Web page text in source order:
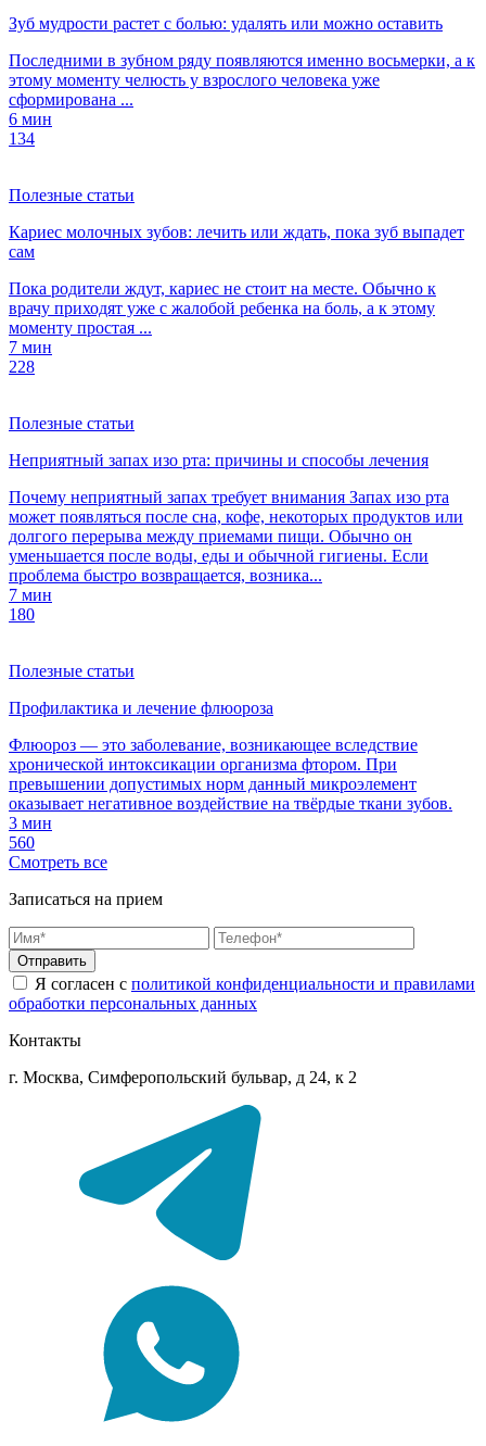
Зуб мудрости растет с болью: удалять или можно оставить
Последними в зубном ряду появляются именно восьмерки, а к
этому моменту челюсть у взрослого человека уже
сформирована ...
6 мин
134
Полезные статьи
Кариес молочных зубов: лечить или ждать, пока зуб выпадет
сам
Пока родители ждут, кариес не стоит на месте. Обычно к
врачу приходят уже с жалобой ребенка на боль, а к этому
моменту простая ...
7 мин
228
Полезные статьи
Неприятный запах изо рта: причины и способы лечения
Почему неприятный запах требует внимания Запах изо рта
может появляться после сна, кофе, некоторых продуктов или
долгого перерыва между приемами пищи. Обычно он
уменьшается после воды, еды и обычной гигиены. Если
проблема быстро возвращается, возника...
7 мин
180
Полезные статьи
Профилактика и лечение флюороза
Флюороз — это заболевание, возникающее вследствие
хронической интоксикации организма фтором. При
превышении допустимых норм данный микроэлемент
оказывает негативное воздействие на твёрдые ткани зубов.
3 мин
560
Смотреть все
Записаться на прием
Отправить
Я согласен с политикой конфиденциальности и правилами
обработки персональных данных
Контакты
г. Москва, Симферопольский бульвар, д 24, к 2